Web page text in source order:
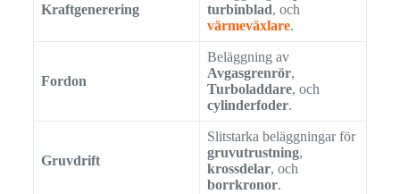
Kraftgenerering
turbinblad, och
värmeväxlare.
Fordon
Beläggning av
Avgasgrenrör,
Turboladdare, och
cylinderfoder.
Gruvdrift
Slitstarka beläggningar för
gruvutrustning,
krossdelar, och
borrkronor.